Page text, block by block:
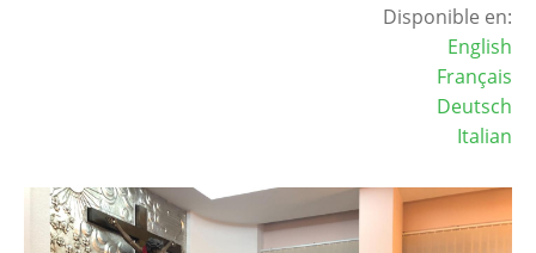
Disponible en:
English
Français
Deutsch
Italian
Image